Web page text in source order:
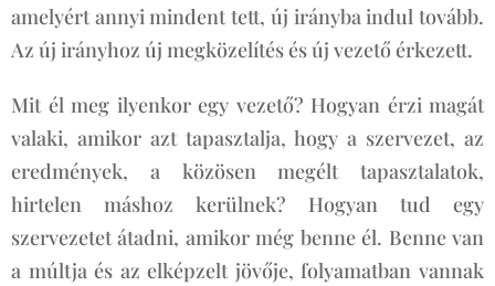
amelyért annyi mindent tett, új irányba indul tovább.
Az új irányhoz új megközelítés és új vezető érkezett.
Mit él meg ilyenkor egy vezető? Hogyan érzi magát
valaki, amikor azt tapasztalja, hogy a szervezet, az
eredmények, a közösen megélt tapasztalatok,
hirtelen máshoz kerülnek? Hogyan tud egy
szervezetet átadni, amikor még benne él. Benne van
a múltja és az elképzelt jövője, folyamatban vannak